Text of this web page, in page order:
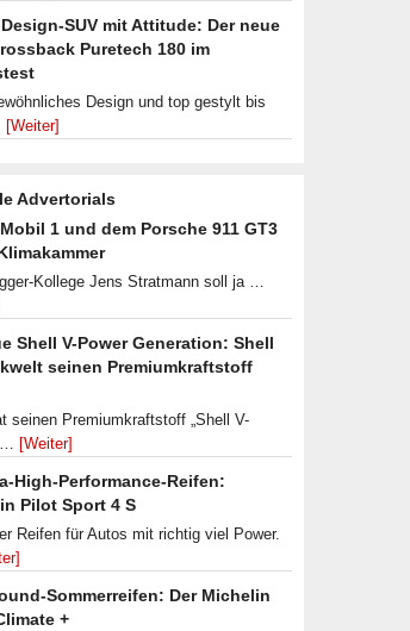
SUV mit Attitude: Der neue
Puretech 180 im
Design und top gestylt bis
[Weiter]
Advertorials
1 und dem Porsche 911 GT3
Kollege Jens Stratmann soll ja …
Shell V-Power Generation: Shell
seinen Premiumkraftstoff
seinen Premiumkraftstoff „Shell V-
… [Weiter]
High-Performance-Reifen:
Pilot Sport 4 S
Reifen für Autos mit richtig viel Power.
Sommerreifen: Der Michelin
+